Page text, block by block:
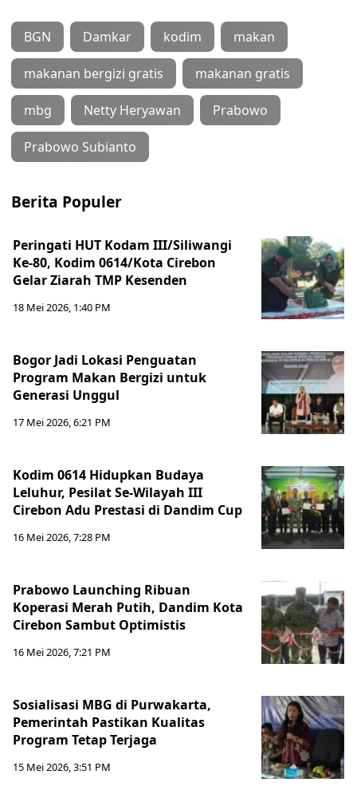
BGN Damkar kodim makan
makanan bergizi gratis makanan gratis
mbg Netty Heryawan Prabowo
Prabowo Subianto
Berita Populer
Peringati HUT Kodam III/Siliwangi
Ke-80, Kodim 0614/Kota Cirebon
Gelar Ziarah TMP Kesenden
18 Mei 2026, 1:40 PM
Bogor Jadi Lokasi Penguatan
Program Makan Bergizi untuk
Generasi Unggul
17 Mei 2026, 6:21 PM
Kodim 0614 Hidupkan Budaya
Leluhur, Pesilat Se-Wilayah III
Cirebon Adu Prestasi di Dandim Cup
16 Mei 2026, 7:28 PM
Prabowo Launching Ribuan
Koperasi Merah Putih, Dandim Kota
Cirebon Sambut Optimistis
16 Mei 2026, 7:21 PM
Sosialisasi MBG di Purwakarta,
Pemerintah Pastikan Kualitas
Program Tetap Terjaga
15 Mei 2026, 3:51 PM